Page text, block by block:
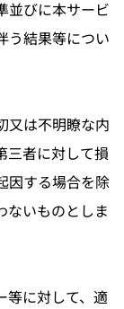
並びに本サービ
う結果等につい
又は不明瞭な内
三者に対して損
因する場合を除
ないものとしま
等に対して、適